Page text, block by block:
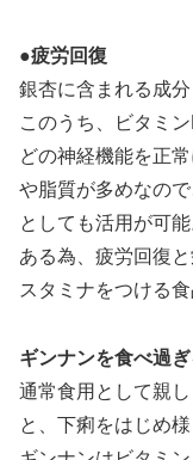
●疲労回復
銀杏に含まれる成
このうち、ビタミ
どの神経機能を正
や脂質が多めなの
としても活用が可
ある為、疲労回復
スタミナをつける
ギンナンを食べ過ぎ
通常食用として親
と、下痢をはじめ